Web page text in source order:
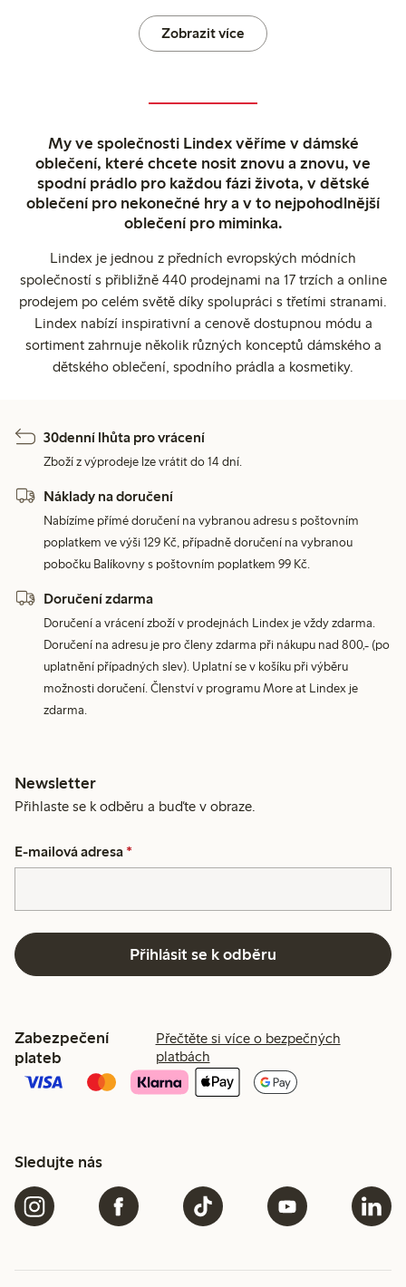
Zobrazit více
My ve společnosti Lindex věříme v dámské
oblečení, které chcete nosit znovu a znovu, ve
spodní prádlo pro každou fázi života, v dětské
oblečení pro nekonečné hry a v to nejpohodlnější
oblečení pro miminka.
Lindex je jednou z předních evropských módních
společností s přibližně 440 prodejnami na 17 trzích a online
prodejem po celém světě díky spolupráci s třetími stranami.
Lindex nabízí inspirativní a cenově dostupnou módu a
sortiment zahrnuje několik různých konceptů dámského a
dětského oblečení, spodního prádla a kosmetiky.
30denní lhůta pro vrácení
Zboží z výprodeje lze vrátit do 14 dní.
Náklady na doručení
Nabízíme přímé doručení na vybranou adresu s poštovním
poplatkem ve výši 129 Kč, případně doručení na vybranou
pobočku Balíkovny s poštovním poplatkem 99 Kč.
Doručení zdarma
Doručení a vrácení zboží v prodejnách Lindex je vždy zdarma.
Doručení na adresu je pro členy zdarma při nákupu nad 800,- (po
uplatnění případných slev). Uplatní se v košíku při výběru
možnosti doručení. Členství v programu More at Lindex je
zdarma.
Newsletter
Přihlaste se k odběru a buďte v obraze.
E-mailová adresa *
Přihlásit se k odběru
Zabezpečení
plateb
Přečtěte si více o bezpečných
platbách
Sledujte nás